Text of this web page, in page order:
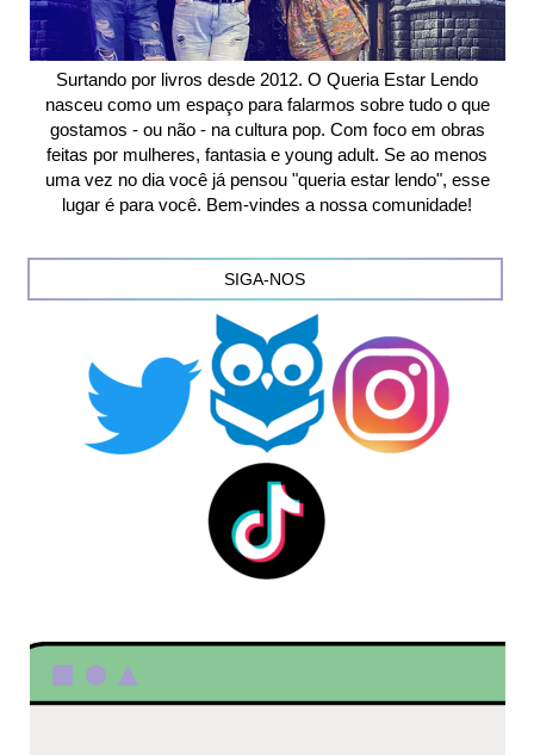
Surtando por livros desde 2012. O Queria Estar Lendo
nasceu como um espaço para falarmos sobre tudo o que
gostamos - ou não - na cultura pop. Com foco em obras
feitas por mulheres, fantasia e young adult. Se ao menos
uma vez no dia você já pensou "queria estar lendo", esse
lugar é para você. Bem-vindes a nossa comunidade!
SIGA-NOS